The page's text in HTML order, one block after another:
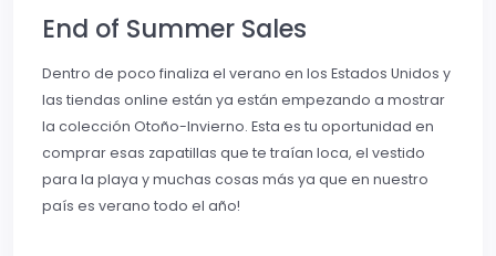
End of Summer Sales
Dentro de poco finaliza el verano en los Estados Unidos y
las tiendas online están ya están empezando a mostrar
la colección Otoño-Invierno. Esta es tu oportunidad en
comprar esas zapatillas que te traían loca, el vestido
para la playa y muchas cosas más ya que en nuestro
país es verano todo el año!